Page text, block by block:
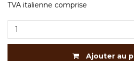
TVA italienne comprise
Ajouter au